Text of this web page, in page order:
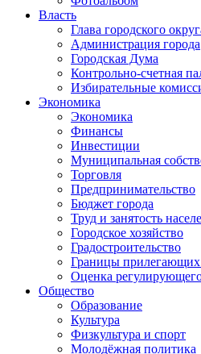
Власть
Глава городского
Администрация города
Городская Дума
Контрольно-счетная
Избирательные
Экономика
Экономика
Финансы
Инвестиции
Муниципальная
Торговля
Предпринимательство
Бюджет города
Труд и занятость
Городское хозяйство
Градостроительство
Границы прилегающих
Оценка
Общество
Образование
Культура
Физкультура и спорт
Молодёжная политика